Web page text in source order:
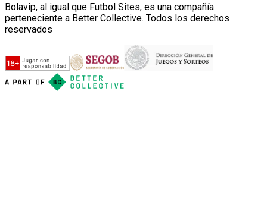
Bolavip, al igual que Futbol Sites, es una compañía
perteneciente a Better Collective. Todos los derechos
reservados